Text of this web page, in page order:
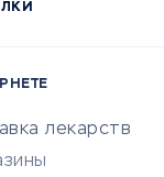
лекарств